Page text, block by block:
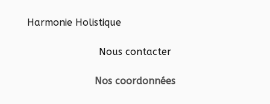
Harmonie Holistique
Nous contacter
Nos coordonnées